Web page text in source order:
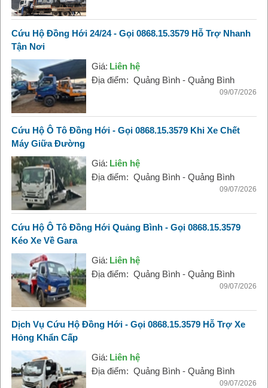
Cứu Hộ Đồng Hới 24/24 - Gọi 0868.15.3579 Hỗ Trợ Nhanh
Tận Nơi
Giá: Liên hệ
Địa điểm: Quảng Bình - Quảng Bình
09/07/2026
Cứu Hộ Ô Tô Đồng Hới - Gọi 0868.15.3579 Khi Xe Chết
Máy Giữa Đường
Giá: Liên hệ
Địa điểm: Quảng Bình - Quảng Bình
09/07/2026
Cứu Hộ Ô Tô Đồng Hới Quảng Bình - Gọi 0868.15.3579
Kéo Xe Về Gara
Giá: Liên hệ
Địa điểm: Quảng Bình - Quảng Bình
09/07/2026
Dịch Vụ Cứu Hộ Đồng Hới - Gọi 0868.15.3579 Hỗ Trợ Xe
Hỏng Khẩn Cấp
Giá: Liên hệ
Địa điểm: Quảng Bình - Quảng Bình
09/07/2026